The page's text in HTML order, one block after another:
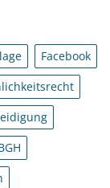
Facebook